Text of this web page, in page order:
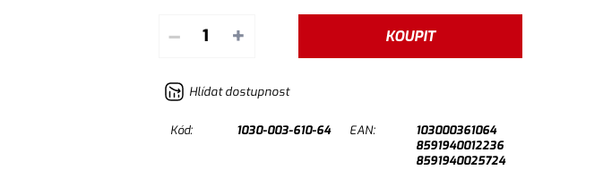
– + KOUPIT
Hlídat dostupnost
Kód: 1030-003-610-64 EAN:
103000361064
8591940012236
8591940025724